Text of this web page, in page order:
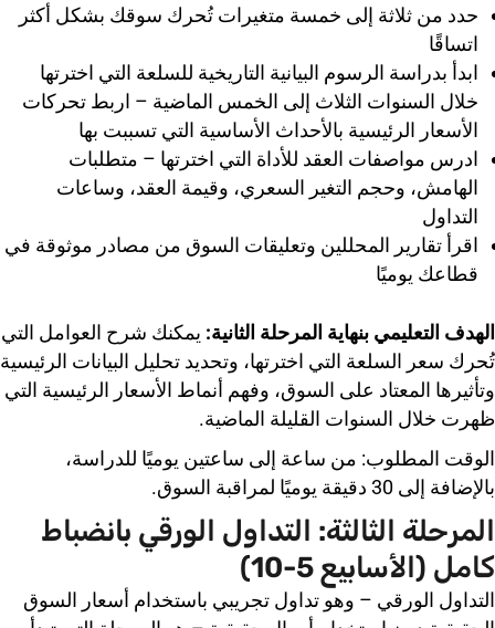
حدد من ثلاثة إلى خمسة متغيرات تُحرك سوقك بشكل أكثر
اتساقًا
ابدأ بدراسة الرسوم البيانية التاريخية للسلعة التي اخترتها
خلال السنوات الثلاث إلى الخمس الماضية – اربط تحركات
الأسعار الرئيسية بالأحداث الأساسية التي تسببت بها
ادرس مواصفات العقد للأداة التي اخترتها – متطلبات
الهامش، وحجم التغير السعري، وقيمة العقد، وساعات
التداول
اقرأ تقارير المحللين وتعليقات السوق من مصادر موثوقة في
قطاعك يوميًا
الهدف التعليمي بنهاية المرحلة الثانية: يمكنك شرح العوامل التي
تُحرك سعر السلعة التي اخترتها، وتحديد تحليل البيانات الرئيسية
وتأثيرها المعتاد على السوق، وفهم أنماط الأسعار الرئيسية التي
ظهرت خلال السنوات القليلة الماضية.
الوقت المطلوب: من ساعة إلى ساعتين يوميًا للدراسة،
بالإضافة إلى 30 دقيقة يوميًا لمراقبة السوق.
المرحلة الثالثة: التداول الورقي بانضباط
كامل (الأسابيع 5-10)
التداول الورقي – وهو تداول تجريبي باستخدام أسعار السوق